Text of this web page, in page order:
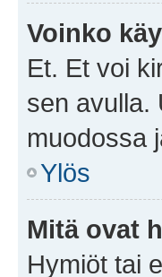
Voinko
Et. Et voi
sen avulla.
muodossa
Ylös
Mitä ovat
Hymiöt tai